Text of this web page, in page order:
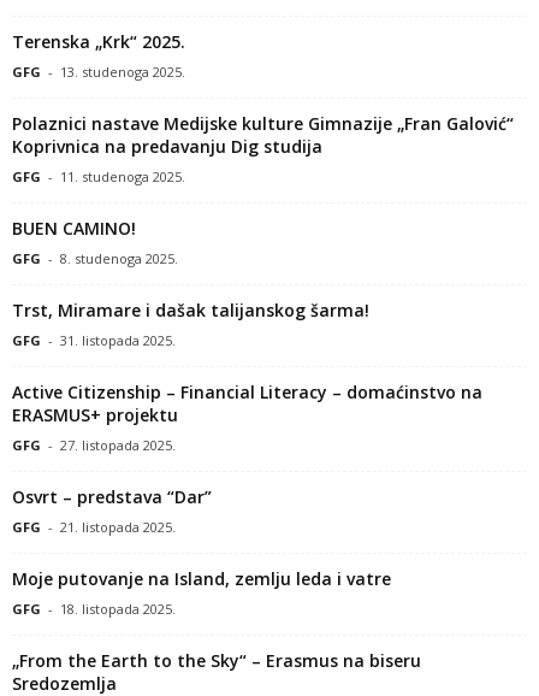
Terenska „Krk“ 2025.
GFG - 13. studenoga 2025.
Polaznici nastave Medijske kulture Gimnazije „Fran Galović“
Koprivnica na predavanju Dig studija
GFG - 11. studenoga 2025.
BUEN CAMINO!
GFG - 8. studenoga 2025.
Trst, Miramare i dašak talijanskog šarma!
GFG - 31. listopada 2025.
Active Citizenship – Financial Literacy – domaćinstvo na
ERASMUS+ projektu
GFG - 27. listopada 2025.
Osvrt – predstava “Dar”
GFG - 21. listopada 2025.
Moje putovanje na Island, zemlju leda i vatre
GFG - 18. listopada 2025.
„From the Earth to the Sky“ – Erasmus na biseru
Sredozemlja